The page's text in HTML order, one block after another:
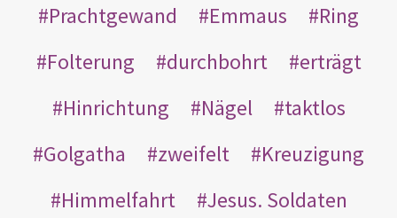
Prachtgewand
Emmaus
Ring
Folterung
durchbohrt
erträgt
Hinrichtung
Nägel
taktlos
Golgatha
zweifelt
Kreuzigung
Himmelfahrt
Jesus. Soldaten